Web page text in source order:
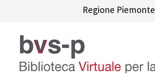
Regione Piemonte